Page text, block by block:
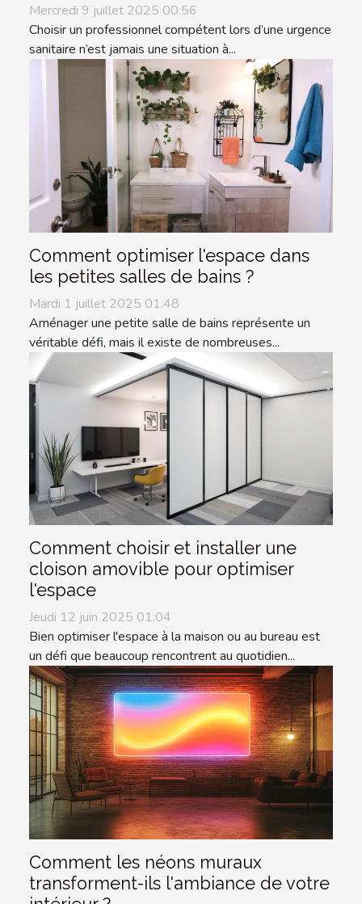
Mercredi 9 juillet 2025 00:56
Choisir un professionnel compétent lors d’une urgence
sanitaire n’est jamais une situation à...
Comment optimiser l'espace dans
les petites salles de bains ?
Mardi 1 juillet 2025 01:48
Aménager une petite salle de bains représente un
véritable défi, mais il existe de nombreuses...
Comment choisir et installer une
cloison amovible pour optimiser
l'espace
Jeudi 12 juin 2025 01:04
Bien optimiser l'espace à la maison ou au bureau est
un défi que beaucoup rencontrent au quotidien...
Comment les néons muraux
transforment-ils l'ambiance de votre